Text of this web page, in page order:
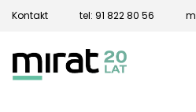
Kontakt tel: 91 822 80 56